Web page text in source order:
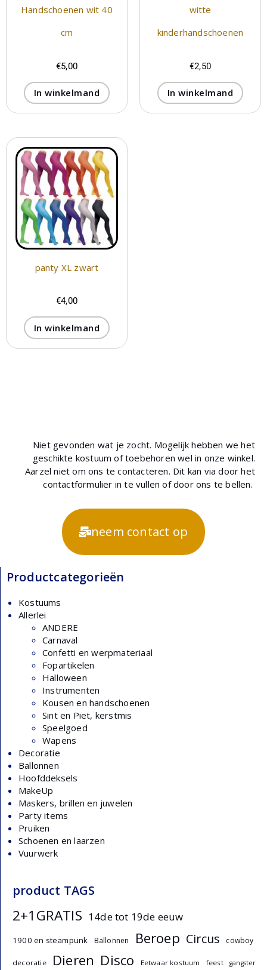
Handschoenen wit 40
cm
€5,00
In winkelmand
witte
kinderhandschoenen
€2,50
In winkelmand
panty XL zwart
€4,00
In winkelmand
Niet gevonden wat je zocht. Mogelijk hebben we het
geschikte kostuum of toebehoren wel in onze winkel.
Aarzel niet om ons te contacteren. Dit kan via door het
contactformulier in te vullen of door ons te bellen.
neem contact op
Productcategorieën
Kostuums
Allerlei
ANDERE
Carnaval
Confetti en werpmateriaal
Fopartikelen
Halloween
Instrumenten
Kousen en handschoenen
Sint en Piet, kerstmis
Speelgoed
Wapens
Decoratie
Ballonnen
Hoofddeksels
MakeUp
Maskers, brillen en juwelen
Party items
Pruiken
Schoenen en laarzen
Vuurwerk
product TAGS
2+1GRATIS 14de tot 19de eeuw
1900 en steampunk Ballonnen Beroep Circus cowboy
decoratie Dieren Disco Eetwaar kostuum feest gangster